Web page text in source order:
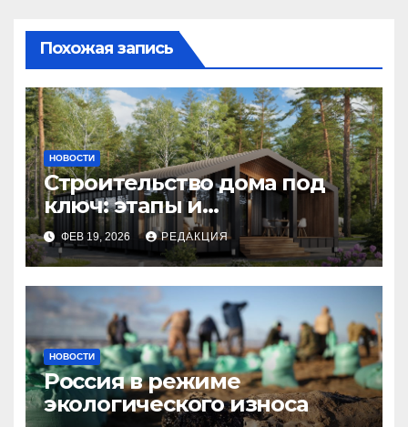
Похожая запись
НОВОСТИ
Строительство дома под
ключ: этапы и
планирование бюджета
ФЕВ 19, 2026 РЕДАКЦИЯ
НОВОСТИ
Россия в режиме
экологического износа